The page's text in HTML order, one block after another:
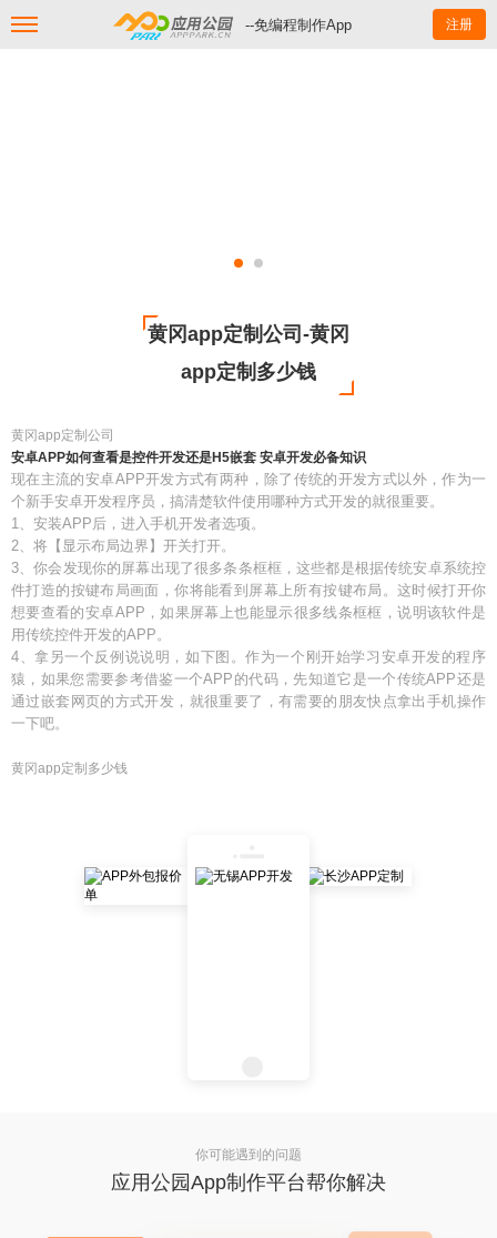
--免编程制作App 注册
黄冈app定制公司-黄冈
app定制多少钱
黄冈app定制公司
安卓APP如何查看是控件开发还是H5嵌套 安卓开发必备知识
现在主流的安卓APP开发方式有两种，除了传统的开发方式以外，作为一
个新手安卓开发程序员，搞清楚软件使用哪种方式开发的就很重要。
1、安装APP后，进入手机开发者选项。
2、将【显示布局边界】开关打开。
3、你会发现你的屏幕出现了很多条条框框，这些都是根据传统安卓系统控
件打造的按键布局画面，你将能看到屏幕上所有按键布局。这时候打开你
想要查看的安卓APP，如果屏幕上也能显示很多线条框框，说明该软件是
用传统控件开发的APP。
4、拿另一个反例说说明，如下图。作为一个刚开始学习安卓开发的程序
猿，如果您需要参考借鉴一个APP的代码，先知道它是一个传统APP还是
通过嵌套网页的方式开发，就很重要了，有需要的朋友快点拿出手机操作
一下吧。
黄冈app定制多少钱
你可能遇到的问题
应用公园App制作平台帮你解决